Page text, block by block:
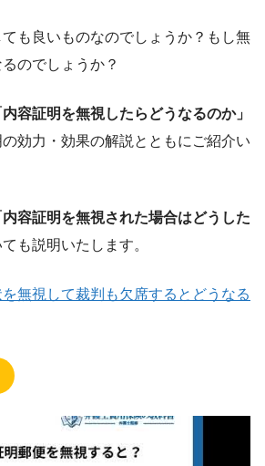
も良いものなのでしょうか？もし無
のでしょうか？
内容証明を無視したらどうなるのか」
効力・効果の解説とともにご紹介い
内容証明を無視された場合はどうした
も説明いたします。
無視して裁判も欠席するとどうなる